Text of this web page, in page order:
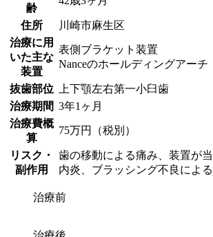
齢
住所
川崎市麻生区
治療に用
いた主な
装置
表側ブラケット装置
Nanceのホールディングアーチ
抜歯部位
上下顎左右第一小臼歯
治療期間 3年1ヶ月
治療費概
算
75万円（税別）
リスク・
副作用
歯の移動による痛み、装置が
内炎、ブラッシング不良によ
治療前